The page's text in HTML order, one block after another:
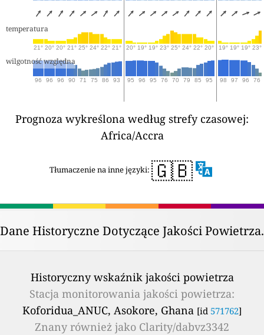
temperatura
21° 20° 20° 21° 25° 24° 22° 21° 20° 19° 19° 23° 25° 24° 22° 20° 19° 19° 19° 23°
wilgotność względna
96 96 96 90 71 75 86 93 95 96 95 76 70 79 85 95 98 97 96 76
Prognoza wykreślona według strefy czasowej:
Africa/Accra
Tłumaczenie na inne języki: 🇬🇧
Dane Historyczne Dotyczące Jakości Powietrza.
Historyczny wskaźnik jakości powietrza
Stacja monitorowania jakości powietrza:
Koforidua_ANUC, Asokore, Ghana [id 571762]
Znany również jako Clarity/dabvz3342